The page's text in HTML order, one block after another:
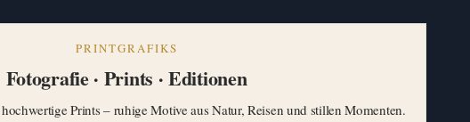
PRINTGRAFIKS
Fotografie · Prints · Editionen
Prints – ruhige Motive aus Natur, Reisen und stillen Momenten.